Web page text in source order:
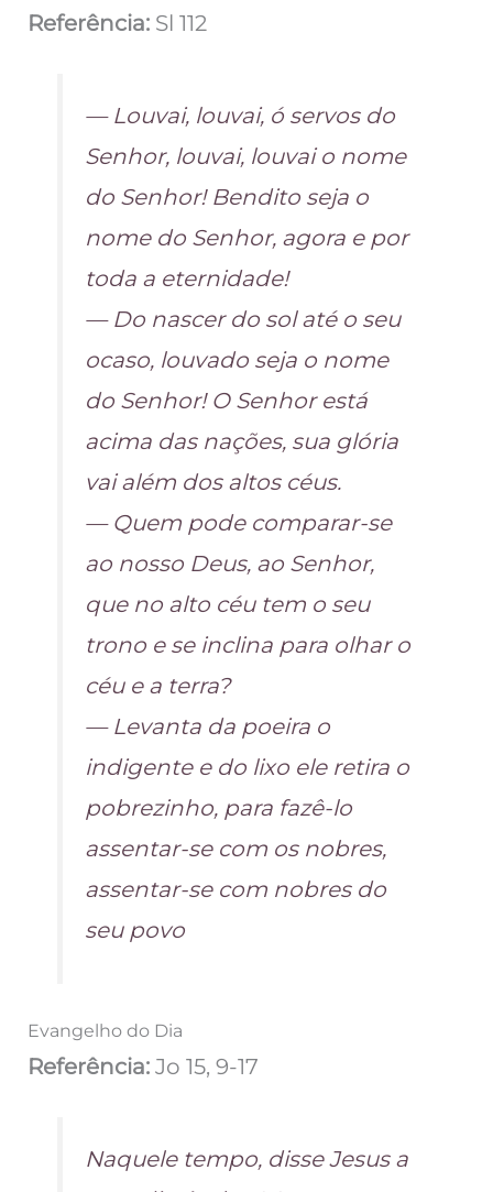
Referência: Sl 112
— Louvai, louvai, ó servos do
Senhor, louvai, louvai o nome
do Senhor! Bendito seja o
nome do Senhor, agora e por
toda a eternidade!
— Do nascer do sol até o seu
ocaso, louvado seja o nome
do Senhor! O Senhor está
acima das nações, sua glória
vai além dos altos céus.
— Quem pode comparar-se
ao nosso Deus, ao Senhor,
que no alto céu tem o seu
trono e se inclina para olhar o
céu e a terra?
— Levanta da poeira o
indigente e do lixo ele retira o
pobrezinho, para fazê-lo
assentar-se com os nobres,
assentar-se com nobres do
seu povo
Evangelho do Dia
Referência: Jo 15, 9-17
Naquele tempo, disse Jesus a